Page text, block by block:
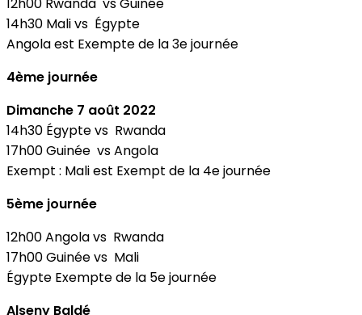
14h30 Mali vs Égypte
Angola est Exempte de la 3e journée
4ème journée
Dimanche 7 août 2022
14h30 Égypte vs Rwanda
17h00 Guinée vs Angola
Exempt : Mali est Exempt de la 4e journée
5ème journée
12h00 Angola vs Rwanda
17h00 Guinée vs Mali
Égypte Exempte de la 5e journée
Alseny Baldé